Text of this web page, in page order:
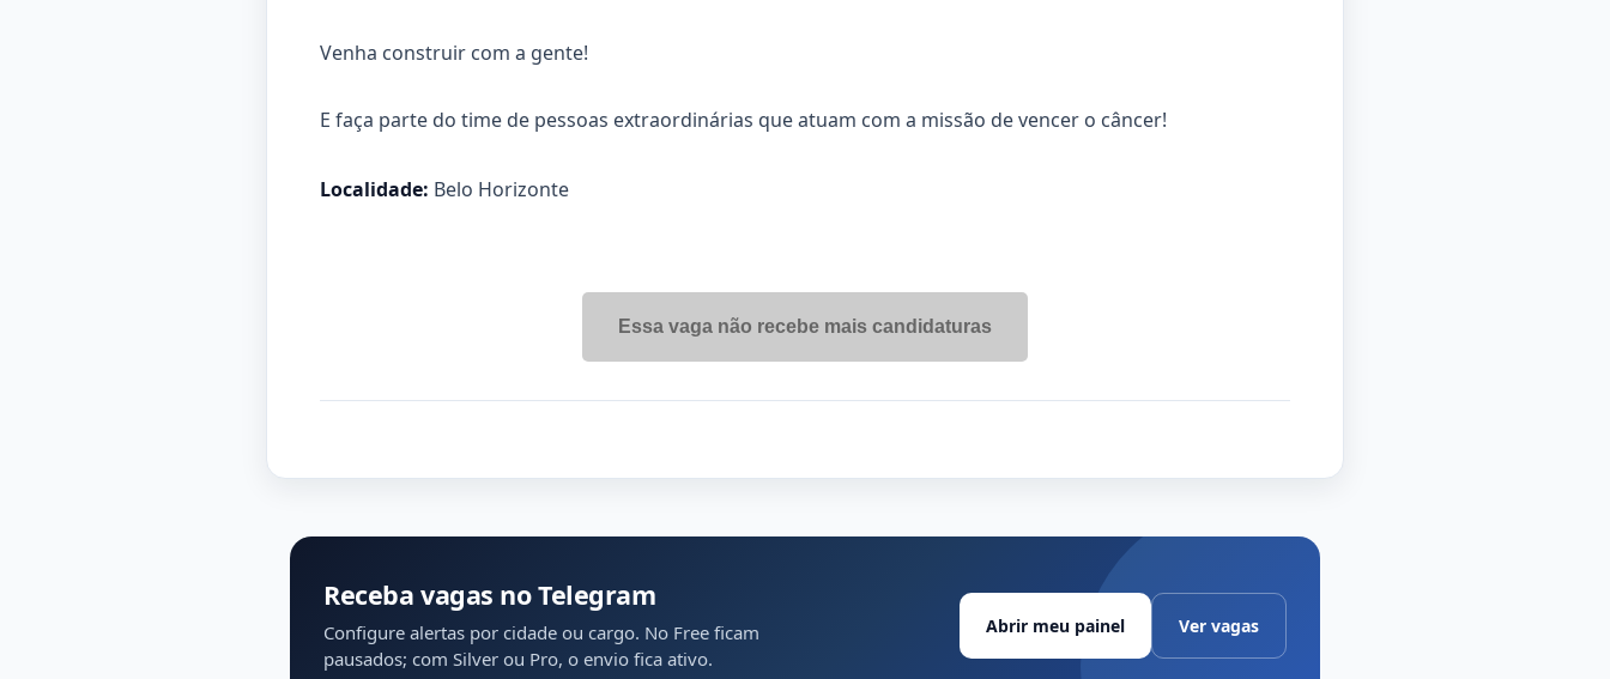
Venha construir com a gente!
E faça parte do time de pessoas extraordinárias que atuam com a missão de vencer o câncer!
Localidade: Belo Horizonte
Essa vaga não recebe mais candidaturas
Receba vagas no Telegram
Configure alertas por cidade ou cargo. No Free ficam
pausados; com Silver ou Pro, o envio fica ativo.
Abrir meu painel Ver vagas